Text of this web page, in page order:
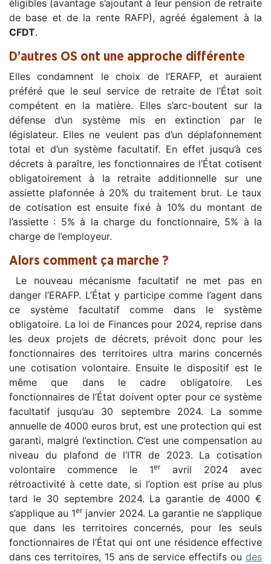
éligibles (avantage s’ajoutant à leur pension de retraite
de base et de la rente RAFP), agréé également à la
CFDT.
D’autres OS ont une approche différente
Elles condamnent le choix de l’ERAFP, et auraient
préféré que le seul service de retraite de l’État soit
compétent en la matière. Elles s’arc-boutent sur la
défense d’un système mis en extinction par le
législateur. Elles ne veulent pas d’un déplafonnement
total et d’un système facultatif. En effet jusqu’à ces
décrets à paraître, les fonctionnaires de l’État cotisent
obligatoirement à la retraite additionnelle sur une
assiette plafonnée à 20% du traitement brut. Le taux
de cotisation est ensuite fixé à 10% du montant de
l’assiette : 5% à la charge du fonctionnaire, 5% à la
charge de l’employeur.
Alors comment ça marche ?
Le nouveau mécanisme facultatif ne met pas en
danger l’ERAFP. L’État y participe comme l’agent dans
ce système facultatif comme dans le système
obligatoire. La loi de Finances pour 2024, reprise dans
les deux projets de décrets, prévoit donc pour les
fonctionnaires des territoires ultra marins concernés
une cotisation volontaire. Ensuite le dispositif est le
même que dans le cadre obligatoire. Les
fonctionnaires de l’État doivent opter pour ce système
facultatif jusqu’au 30 septembre 2024. La somme
annuelle de 4000 euros brut, est une protection qui est
garanti, malgré l’extinction. C’est une compensation au
niveau du plafond de l’ITR de 2023. La cotisation
volontaire commence le 1eravril 2024 avec
rétroactivité à cette date, si l’option est prise au plus
tard le 30 septembre 2024. La garantie de 4000 €
s’applique au 1erjanvier 2024. La garantie ne s’applique
que dans les territoires concernés, pour les seuls
fonctionnaires de l’État qui ont une résidence effective
dans ces territoires, 15 ans de service effectifs ou des